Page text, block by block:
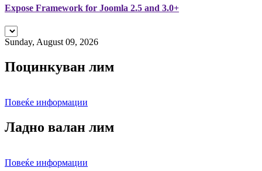
Expose Framework for Joomla 2.5 and 3.0+
Sunday, August 09, 2026
Поцинкуван лим
Повеќе информации
Ладно валан лим
Повеќе информации